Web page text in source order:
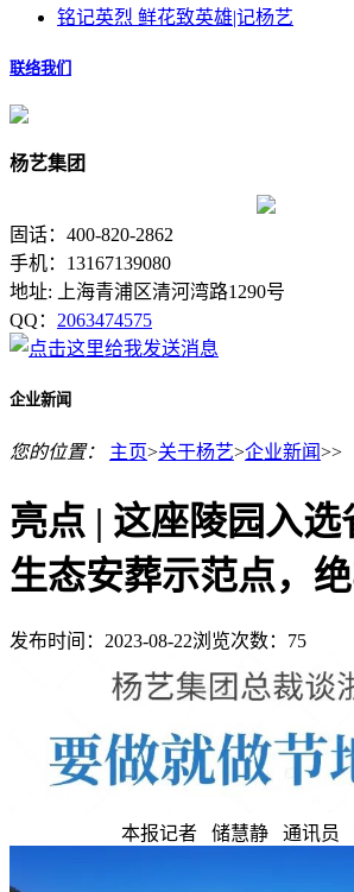
铭记英烈 鲜花致英雄|记杨艺
联络我们
杨艺集团
固话：400-820-2862
手机：13167139080
地址: 上海青浦区清河湾路1290号
QQ： 2063474575
企业新闻
您的位置： 主页>关于杨艺>企业新闻>>
亮点 | 这座陵园入选
生态安葬示范点，
发布时间：2023-08-22浏览次数： 75
本报记者 储慧静 通讯员